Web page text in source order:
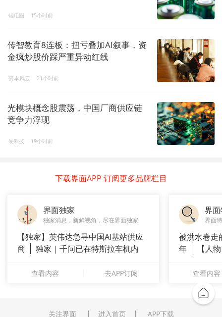
锂电圈 15小时前
传智教育8连板：扭亏叠加AI叙事，资
金疯炒股价踩严重异动红线
资本风云 21小时前
光模块概念股震荡，中国厂商供应链
竞争力浮现
硬科技 19小时前
下载界面APP 订阅更多品牌栏目
界面独家
独家消息，新鲜视角，尽在界面独家
【独家】英伟达急寻中国AI基站供应
商
独家｜千问已在特斯拉车机内
查看内容 去APP订阅
界
界面
被洪水卷走
年
【人
查看内容
关注界面 进入首页 APP下载